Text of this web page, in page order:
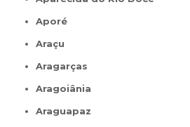
Aporé
Araçu
Aragarças
Aragoiânia
Araguapaz